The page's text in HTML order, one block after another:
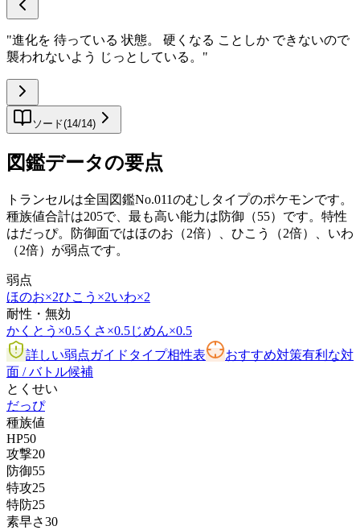
"進化を 待っている 状態。 硬くなる ことしか できないので
襲われないよう じっとしている。 "
ソード(14/14)
図鑑データの要点
トランセルは全国図鑑No.011のむしタイプのポケモンです。
種族値合計は205で、最も高い能力は防御（55）です。特性
はだっぴ。防御面ではほのお（2倍）、ひこう（2倍）、いわ
（2倍）が弱点です。
弱点
ほのお×2ひこう ×2いわ×2
耐性・無効
かくとう ×0.5 くさ ×0.5じめん×0.5
詳しい弱点ガイド タイプ相性表 おすすめ対策有利な対
面 / バトル候補
とくせい
だっぴ
種族値
HP50
攻撃20
防御55
特攻25
特防25
素早さ30